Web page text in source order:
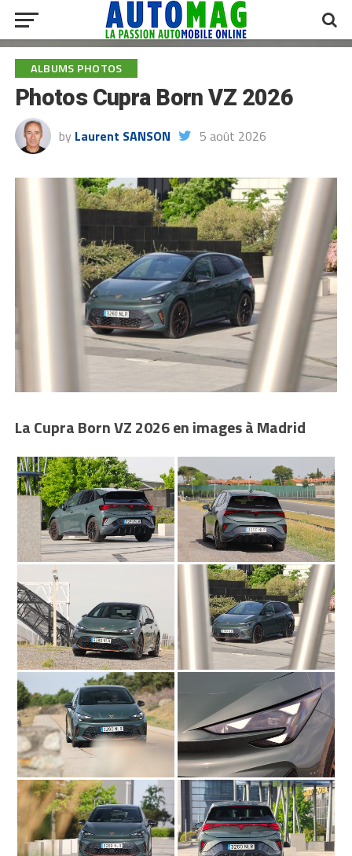
ALBUMS PHOTOS
Photos Cupra Born VZ 2026
by Laurent SANSON 5 août 2026
La Cupra Born VZ 2026 en images à Madrid